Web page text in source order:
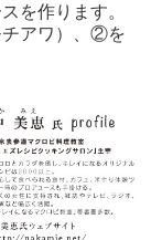
を作ります。
アワ）、②を